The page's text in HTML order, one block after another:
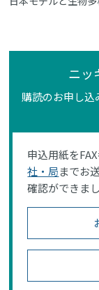
ニッ
購読のお申し込
申込用紙を
社・局までお
確認ができま